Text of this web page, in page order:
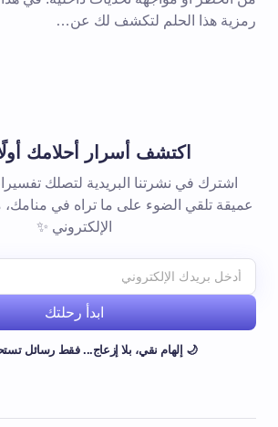
رمزية هذا الحلم لتكشف لك عن…
اكتشف أسرار أحلامك
اشترك في نشرتنا البريدية لتصلك
عميقة تلقي الضوء على ما تراه في منامك،
الإلكتروني ✨
ابدأ رحلتك
🌙 إلهام نقي، بلا إزعاج... فقط رسائل